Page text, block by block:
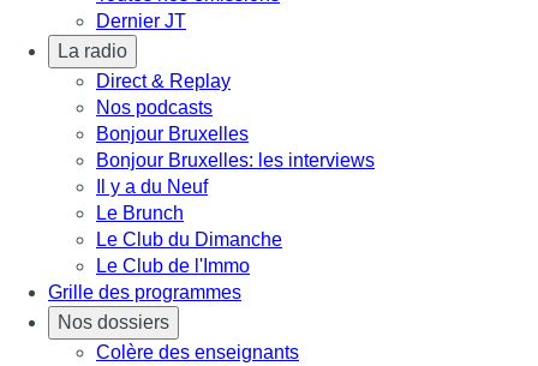
Dernier JT
La radio
Direct & Replay
Nos podcasts
Bonjour Bruxelles
Bonjour Bruxelles: les interviews
Il y a du Neuf
Le Brunch
Le Club du Dimanche
Le Club de l'Immo
Grille des programmes
Nos dossiers
Colère des enseignants